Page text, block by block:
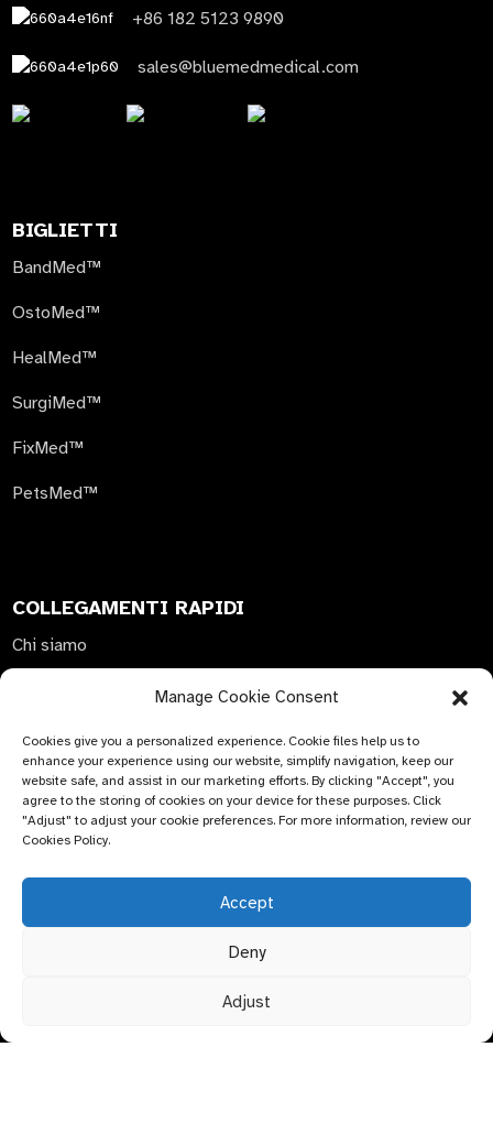
+86 182 5123 9890
sales@bluemedmedical.com
BIGLIETTI
BandMed™
OstoMed™
HealMed™
SurgiMed™
FixMed™
PetsMed™
COLLEGAMENTI RAPIDI
Chi siamo
Conoscenza e istruzione
INVIA RICHIESTA
Non c'è niente di meglio che vedere il risultato finale. Scopri
di più su newfun e scarica l'ultimo album di campioni di
prodotto. E chiedi semplicemente maggiori informazioni.
Manage Cookie Consent
Cookies give you a personalized experience. Cookie files help us to
enhance your experience using our website, simplify navigation, keep our
website safe, and assist in our marketing efforts. By clicking "Accept", you
agree to the storing of cookies on your device for these purposes. Click
"Adjust" to adjust your cookie preferences. For more information, review our
Cookies Policy.
Accept
Deny
Adjust